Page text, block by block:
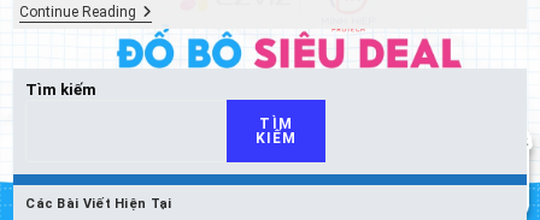
Continue Reading Nên
Chọn
Loại
Camera
Sát
Siêu
Tìm kiếm
TÌM
KIẾM
Các Bài Viết Hiện Tại